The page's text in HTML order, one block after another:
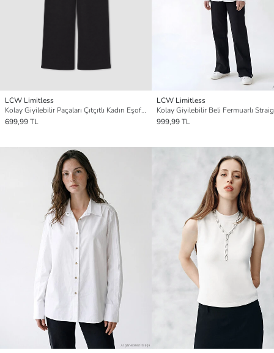
LCW Limitless
Kolay Giyilebilir Paçaları Çıtçıtlı Kadın Eşofman Altı
699,99 TL
LCW Limitless
999,99 TL